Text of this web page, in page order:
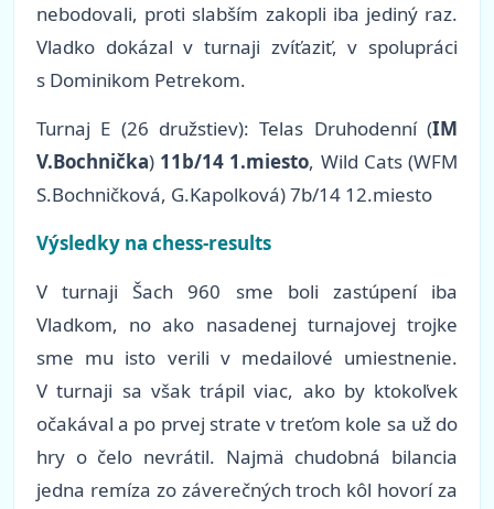
nebodovali, proti slabším zakopli iba jediný raz.
Vladko dokázal v turnaji zvíťaziť, v spolupráci
s Dominikom Petrekom.
Turnaj E (26 družstiev): Telas Druhodenní (IM
V.Bochnička) 11b/14 1.miesto, Wild Cats (WFM
S.Bochničková, G.Kapolková) 7b/14 12.miesto
Výsledky na chess-results
V turnaji Šach 960 sme boli zastúpení iba
Vladkom, no ako nasadenej turnajovej trojke
sme mu isto verili v medailové umiestnenie.
V turnaji sa však trápil viac, ako by ktokoľvek
očakával a po prvej strate v treťom kole sa už do
hry o čelo nevrátil. Najmä chudobná bilancia
jedna remíza zo záverečných troch kôl hovorí za